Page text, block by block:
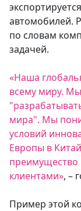
автомобилей.
по словам
задачей.
«Наша
всему миру.
мира". Мы
условий
Европы в
преимущество
клиентами», –
Пример этой